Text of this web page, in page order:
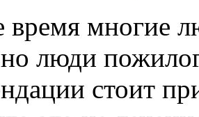
многие
люди
стоит